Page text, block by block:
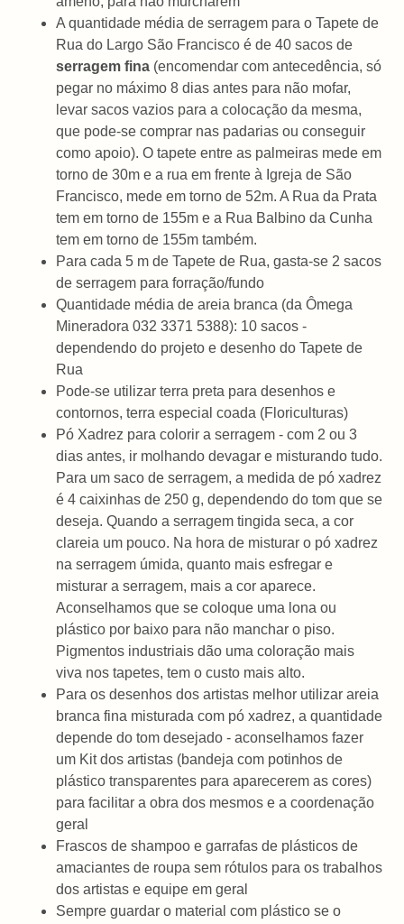
A quantidade média de serragem para o Tapete de
Rua do Largo São Francisco é de 40 sacos de
serragem fina (encomendar com antecedência, só
pegar no máximo 8 dias antes para não mofar,
levar sacos vazios para a colocação da mesma,
que pode-se comprar nas padarias ou conseguir
como apoio). O tapete entre as palmeiras mede em
torno de 30m e a rua em frente à Igreja de São
Francisco, mede em torno de 52m. A Rua da Prata
tem em torno de 155m e a Rua Balbino da Cunha
tem em torno de 155m também.
Para cada 5 m de Tapete de Rua, gasta-se 2 sacos
de serragem para forração/fundo
Quantidade média de areia branca (da Ômega
Mineradora 032 3371 5388): 10 sacos -
dependendo do projeto e desenho do Tapete de
Rua
Pode-se utilizar terra preta para desenhos e
contornos, terra especial coada (Floriculturas)
Pó Xadrez para colorir a serragem - com 2 ou 3
dias antes, ir molhando devagar e misturando tudo.
Para um saco de serragem, a medida de pó xadrez
é 4 caixinhas de 250 g, dependendo do tom que se
deseja. Quando a serragem tingida seca, a cor
clareia um pouco. Na hora de misturar o pó xadrez
na serragem úmida, quanto mais esfregar e
misturar a serragem, mais a cor aparece.
Aconselhamos que se coloque uma lona ou
plástico por baixo para não manchar o piso.
Pigmentos industriais dão uma coloração mais
viva nos tapetes, tem o custo mais alto.
Para os desenhos dos artistas melhor utilizar areia
branca fina misturada com pó xadrez, a quantidade
depende do tom desejado - aconselhamos fazer
um Kit dos artistas (bandeja com potinhos de
plástico transparentes para aparecerem as cores)
para facilitar a obra dos mesmos e a coordenação
geral
Frascos de shampoo e garrafas de plásticos de
amaciantes de roupa sem rótulos para os trabalhos
dos artistas e equipe em geral
Sempre guardar o material com plástico se o